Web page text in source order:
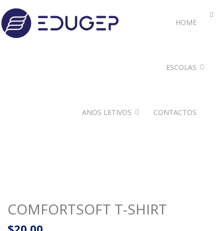
HOME
ESCOLAS
ANOS LETIVOS CONTACTOS
COMFORTSOFT T-SHIRT